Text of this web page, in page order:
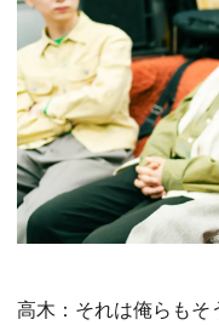
高木：それは俺らもそ